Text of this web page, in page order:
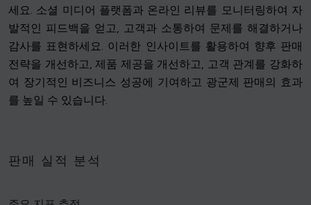
세요. 소셜 미디어 플랫폼과 온라인 리뷰를 모니터링하여 자
발적인 피드백을 얻고, 고객과 소통하여 문제를 해결하거나
감사를 표현하세요. 이러한 인사이트를 활용하여 향후 판매
전략을 개선하고, 제품 제공을 개선하고, 고객 관계를 강화하
여 장기적인 비즈니스 성공에 기여하고 광군제 판매의 효과
를 높일 수 있습니다.
판매 실적 분석